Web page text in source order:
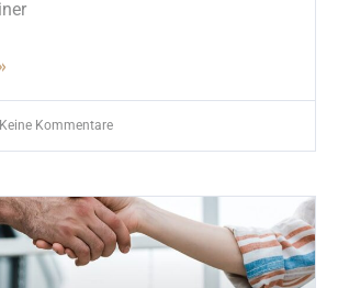
Keine Kommentare